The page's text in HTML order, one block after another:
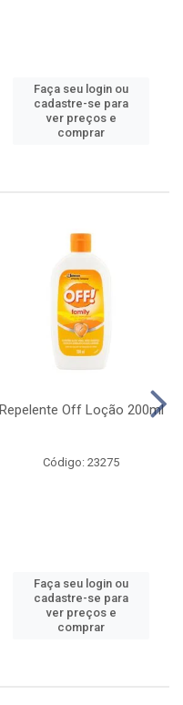
Faça seu login ou
cadastre-se para
ver preços e
comprar
Repelente Off Loção 200ml
Código: 23275
Faça seu login ou
cadastre-se para
ver preços e
comprar